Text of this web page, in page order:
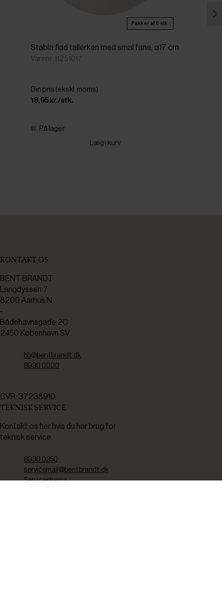
Pakker af 6 stk.
Stabla flad tallerken med smal fane, ø17 cm
Varenr: 11251017
Din pris (ekskl. moms)
18,95 kr./stk.
På lager
Læg i kurv
KONTAKT OS
BENT BRANDT
Langdyssen 7
8200 Aarhus N
-
Bådehavnsgade 2C
2450 København SV
bb@bentbrandt.dk
8930 0000
CVR: 37238910
TEKNISK SERVICE
Kontakt os her hvis du har brug for
teknisk service.
8930 0250
servicemail@bentbrandt.dk
Serviceskema